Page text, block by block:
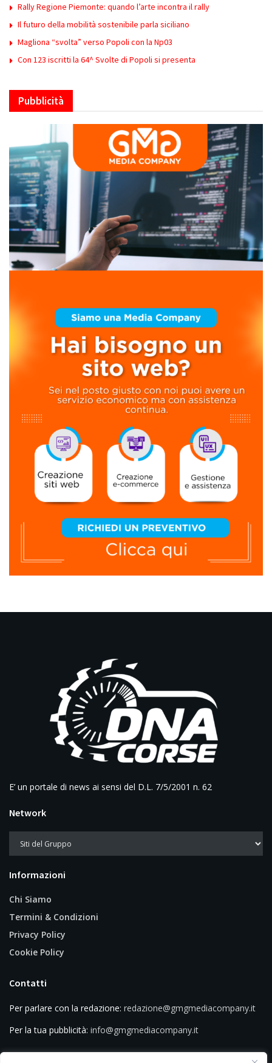
Rally Regione Piemonte: quando l’arte incontra il rally
Il futuro della mobilità sostenibile parla siciliano
Magliona “svolta” verso Popoli con la Np03
Con 123 iscritti la 64^ Svolte di Popoli si presenta
Pubblicità
E’ un portale di news ai sensi del D.L. 7/5/2001 n. 62
Network
Informazioni
Chi Siamo
Termini & Condizioni
Privacy Policy
Cookie Policy
Contatti
Per parlare con la redazione: redazione@gmgmediacompany.it
Per la tua pubblicità: info@gmgmediacompany.it